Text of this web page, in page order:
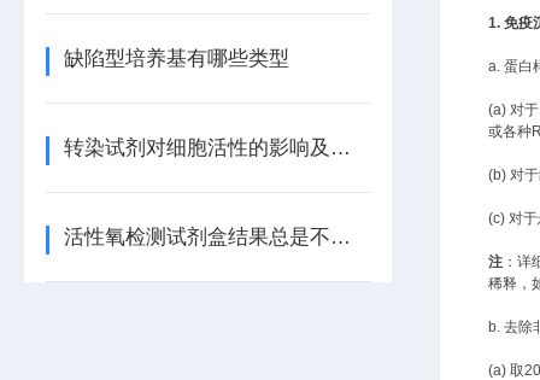
缺陷型培养基有哪些类型
转染试剂对细胞活性的影响及其优化方法
活性氧检测试剂盒结果总是不理想？效率问题排查
1. 免疫
a. 蛋白
(a) 对
或各种
(b) 对
(c) 对
注 ：
稀释，
b. 去除
(a) 取